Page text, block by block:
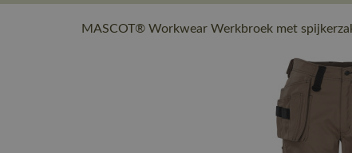
MASCOT® Workwear Werkbroek met